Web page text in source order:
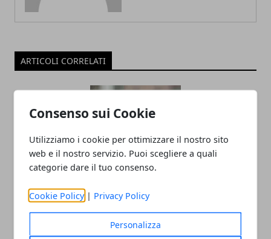
Consenso sui Cookie
Utilizziamo i cookie per ottimizzare il nostro sito
web e il nostro servizio. Puoi scegliere a quali
categorie dare il tuo consenso.
Cookie Policy | Privacy Policy
Personalizza
ARTICOLI CORRELATI
Come sfruttare le planimetrie catastali
online per valorizzare il tuo immobile
28/07/2025